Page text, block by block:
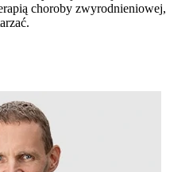
choroby zwyrodnieniowej,